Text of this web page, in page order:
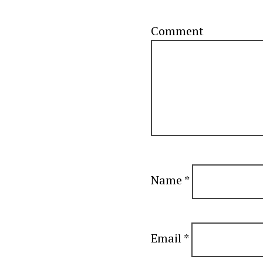
Name *
Email*